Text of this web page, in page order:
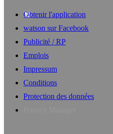
Obtenir l'application
watson sur Facebook
Publicité / RP
Emplois
Impressum
Conditions
Protection des données